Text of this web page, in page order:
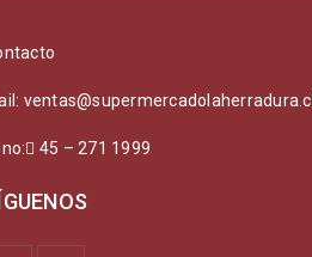
ventas@supermercadolaherradura.cl
45 – 271 1999